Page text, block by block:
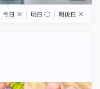
今日 × 明日 ◯ 明後日 ×